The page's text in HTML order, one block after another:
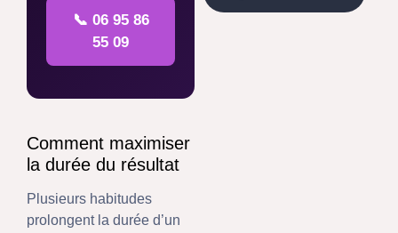
📞 06 95 86
55 09
Comment maximiser
la durée du résultat
Plusieurs habitudes
prolongent la durée d’un